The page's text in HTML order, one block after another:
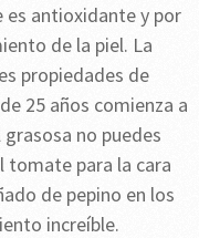
es antioxidante y por
de la piel. La
propiedades de
25 años comienza a
no puedes
tomate para la cara
de pepino en los
increíble.